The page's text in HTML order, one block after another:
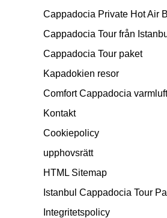
Cappadocia Private Hot Air
Cappadocia Tour från
Cappadocia Tour paket
Kapadokien resor
Comfort Cappadocia
Kontakt
Cookiepolicy
upphovsrätt
HTML Sitemap
Istanbul Cappadocia Tour
Integritetspolicy